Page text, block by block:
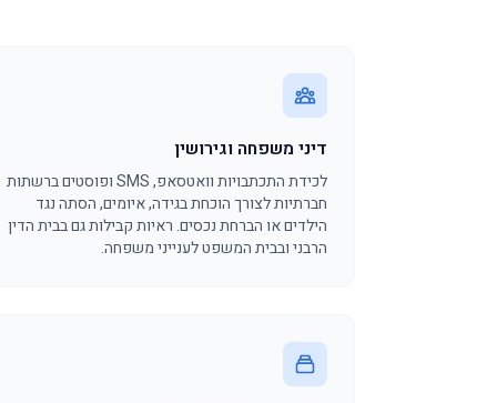
דיני משפחה וגירושין
לכידת התכתבויות וואטסאפ, SMS ופוסטים ברשתות
חברתיות לצורך הוכחת בגידה, איומים, הסתה נגד
הילדים או הברחת נכסים. ראיות קבילות גם בבית הדין
הרבני ובבית המשפט לענייני משפחה.